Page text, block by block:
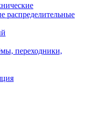
распределительные
переходники,